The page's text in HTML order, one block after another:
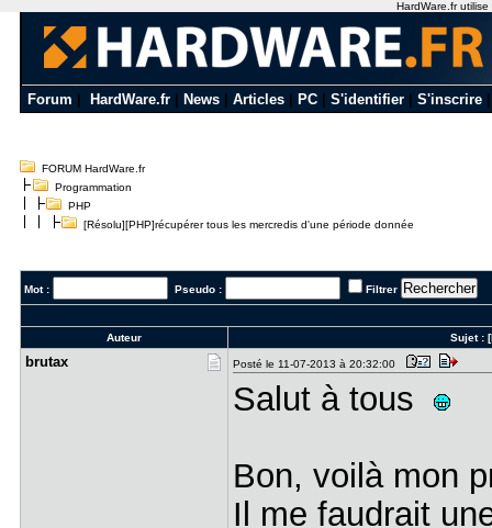
Forum HardWare.fr News Articles PC S'identifier S'inscrire
FORUM HardWare.fr
Programmation
PHP
[Résolu][PHP]récupérer tous les mercredis d'une période donnée
Mot : Pseudo : Filtrer
Auteur Sujet :
brutax Posté le 11-07-2013 à 20:32:00
Salut à tous
Bon, voilà mon
Il me faudrait
HardWare.fr